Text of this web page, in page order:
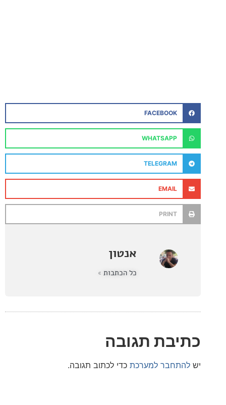
FACEBOOK
WHATSAPP
TELEGRAM
אנטון
תגובה
למערכתכדי לכתוב תגובה.